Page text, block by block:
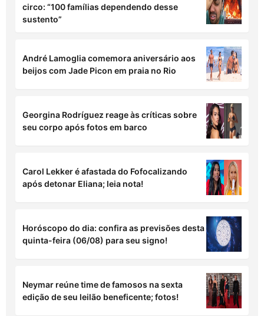
circo: “100 famílias dependendo desse
sustento”
André Lamoglia comemora aniversário aos
beijos com Jade Picon em praia no Rio
Georgina Rodríguez reage às críticas sobre
seu corpo após fotos em barco
Carol Lekker é afastada do Fofocalizando
após detonar Eliana; leia nota!
Horóscopo do dia: confira as previsões desta
quinta-feira (06/08) para seu signo!
Neymar reúne time de famosos na sexta
edição de seu leilão beneficente; fotos!